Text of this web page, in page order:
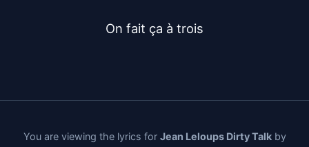
On fait ça à trois
You are viewing the lyrics for Jean Leloups Dirty Talkby